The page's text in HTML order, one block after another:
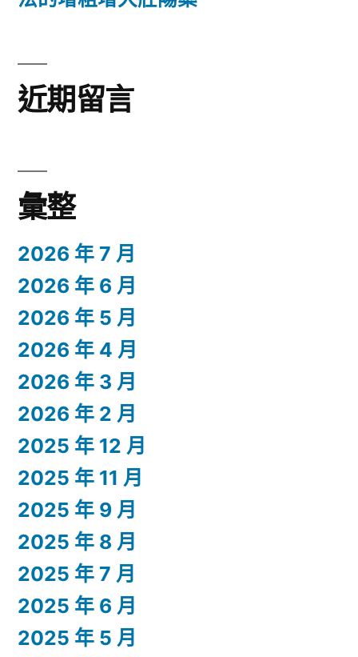
近期留言
彙整
2026 年 7 月
2026 年 6 月
2026 年 5 月
2026 年 4 月
2026 年 3 月
2026 年 2 月
2025 年 12 月
2025 年 11 月
2025 年 9 月
2025 年 8 月
2025 年 7 月
2025 年 6 月
2025 年 5 月